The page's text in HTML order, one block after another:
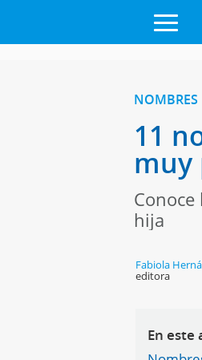
NOMBRES
11
muy
hija
Fabiola
editora
En este